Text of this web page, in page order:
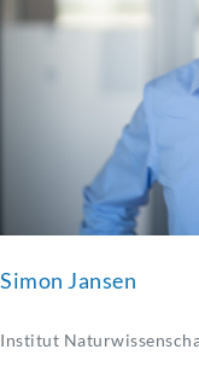
Simon Jansen
Institut